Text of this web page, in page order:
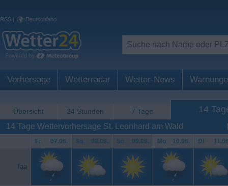
RSS | Deutschland
Vorhersage Wetterradar Wetter-News
Übersicht 24 Stunden 7 Tage 14
14 Tage Wettervorhersage St. Leonhard am Wald
Fr. 07.08. Sa. 08.08. So. 09.08. Mo. 10.08. Di.
Tag